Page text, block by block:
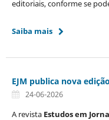
editoriais, conforme se
Saiba mais
EJM publica nova
24-06-2026
A revista Estudos em